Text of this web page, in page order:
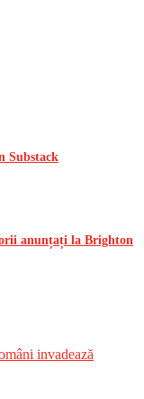
Substack
anunțați la Brighton
invadează